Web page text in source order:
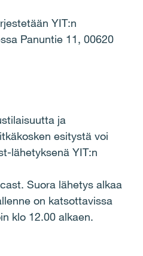
YIT:n
Panuntie 11, 00620
ja
esitystä voi
lähetyksenä YIT:n
Suora lähetys alkaa
on katsottavissa
klo 12.00 alkaen.